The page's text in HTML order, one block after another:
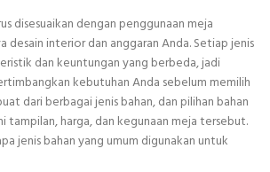
disesuaikan dengan penggunaan meja
desain interior dan anggaran Anda. Setiap jenis
dan keuntungan yang berbeda, jadi
kebutuhan Anda sebelum memilih
dari berbagai jenis bahan, dan pilihan bahan
tampilan, harga, dan kegunaan meja tersebut.
jenis bahan yang umum digunakan untuk